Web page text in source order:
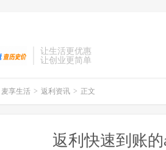
让生活更优惠
让创业更简单
麦享生活 > 返利资讯 > 正文
返利快速到账